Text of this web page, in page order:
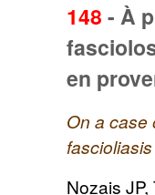
148 -À
en
On a case
Nozais